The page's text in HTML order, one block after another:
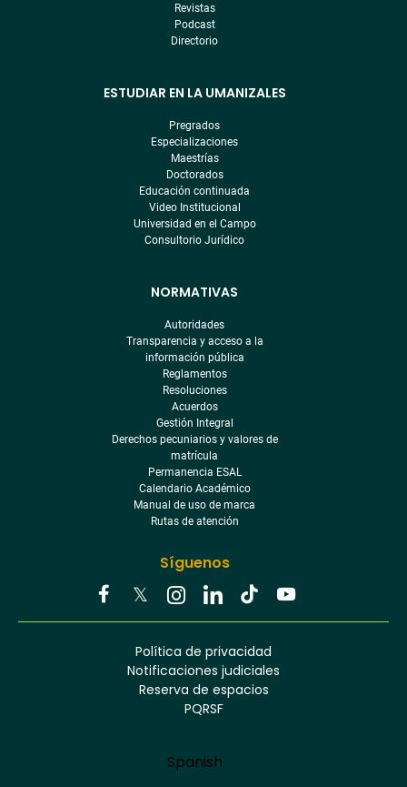
Síguenos
TwitterInstagramLinkedinTiktokYoutube
Revistas
Podcast
Directorio
ESTUDIAR EN LA UMANIZALES
Pregrados
Especializaciones
Maestrías
Doctorados
Educación continuada
Video Institucional
Universidad en el Campo
Consultorio Jurídico
NORMATIVAS
Autoridades
Transparencia y acceso a la
información pública
Reglamentos
Resoluciones
Acuerdos
Gestión Integral
Derechos pecuniarios y valores de
matrícula
Permanencia ESAL
Calendario Académico
Manual de uso de marca
Rutas de atención
Política de privacidad
Notificaciones judiciales
Reserva de espacios
PQRSF
Language
Spanish